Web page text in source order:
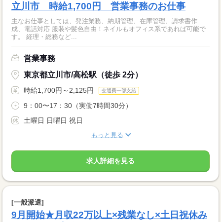
立川市 時給1,700円 営業事務のお仕事
主なお仕事としては、発注業務、納期管理、在庫管理、請求書作
成、電話対応 服装や髪色自由！ネイルもオフィス系であれば可能で
す。 経理・総務など...
営業事務
東京都立川市/高松駅（徒歩 2分）
時給1,700円～2,125円 交通費一部支給
9：00〜17：30（実働7時間30分）
土曜日 日曜日 祝日
もっと見る
求人詳細を見る
[一般派遣]
9月開始★月収22万以上×残業なし×土日祝休み